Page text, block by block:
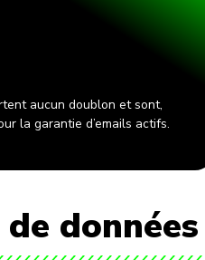
aucun doublon et sont,
la garantie d’emails actifs.
de données